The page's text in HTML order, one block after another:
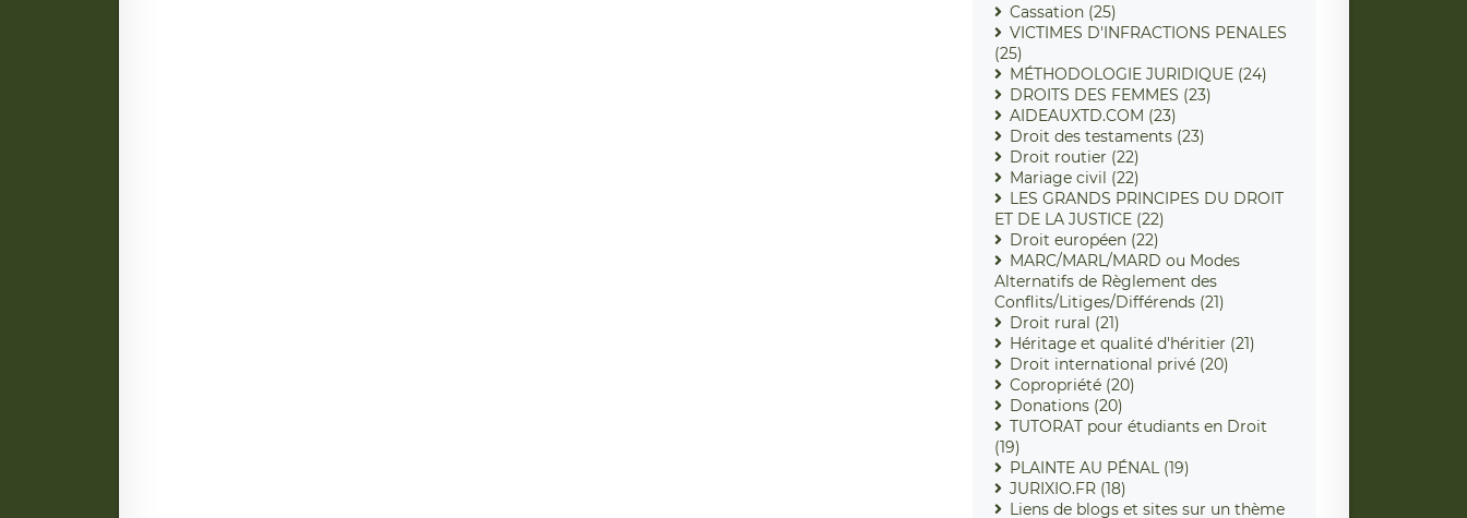
Cassation (25)
VICTIMES D'INFRACTIONS PENALES
(25)
MÉTHODOLOGIE JURIDIQUE (24)
DROITS DES FEMMES (23)
AIDEAUXTD.COM (23)
Droit des testaments (23)
Droit routier (22)
Mariage civil (22)
LES GRANDS PRINCIPES DU DROIT
ET DE LA JUSTICE (22)
Droit européen (22)
MARC/MARL/MARD ou Modes
Alternatifs de Règlement des
Conflits/Litiges/Différends (21)
Droit rural (21)
Héritage et qualité d'héritier (21)
Droit international privé (20)
Copropriété (20)
Donations (20)
TUTORAT pour étudiants en Droit
(19)
PLAINTE AU PÉNAL (19)
JURIXIO.FR (18)
Liens de blogs et sites sur un thème